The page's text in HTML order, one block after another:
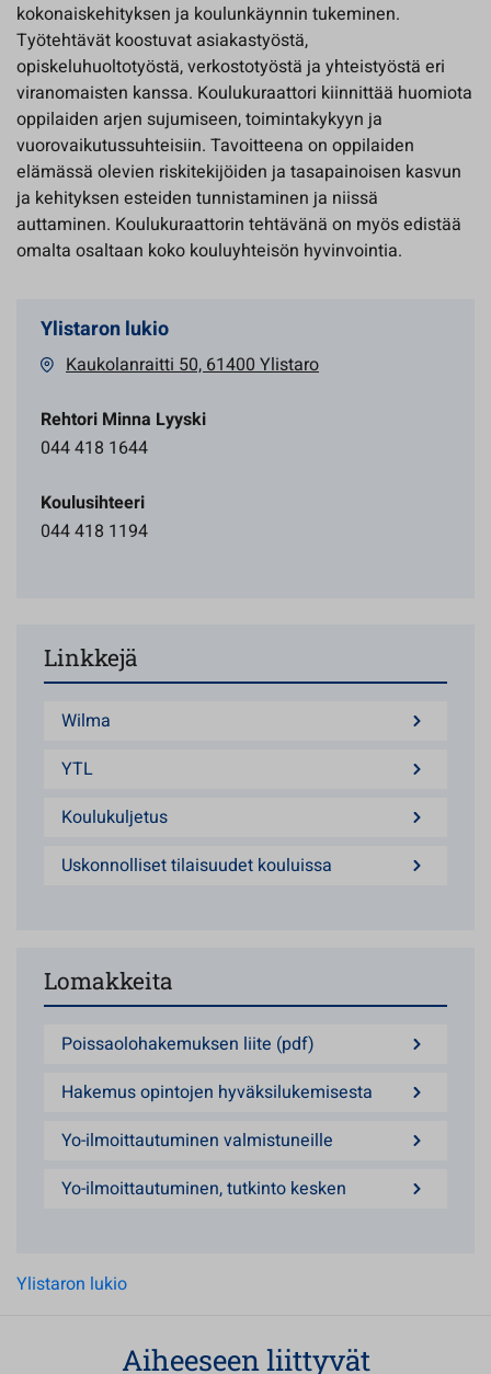
kokonaiskehityksen ja koulunkäynnin tukeminen.
Työtehtävät koostuvat asiakastyöstä,
opiskeluhuoltotyöstä, verkostotyöstä ja yhteistyöstä eri
viranomaisten kanssa. Koulukuraattori kiinnittää huomiota
oppilaiden arjen sujumiseen, toimintakykyyn ja
vuorovaikutussuhteisiin. Tavoitteena on oppilaiden
elämässä olevien riskitekijöiden ja tasapainoisen kasvun
ja kehityksen esteiden tunnistaminen ja niissä
auttaminen. Koulukuraattorin tehtävänä on myös edistää
omalta osaltaan koko kouluyhteisön hyvinvointia.
Ylistaron lukio
Kaukolanraitti 50, 61400 Ylistaro
Rehtori Minna Lyyski
044 418 1644
Koulusihteeri
044 418 1194
Linkkejä
Wilma
YTL
Koulukuljetus
Uskonnolliset tilaisuudet kouluissa
Lomakkeita
Poissaolohakemuksen liite (pdf)
Hakemus opintojen hyväksilukemisesta
Yo-ilmoittautuminen valmistuneille
Yo-ilmoittautuminen, tutkinto kesken
Ylistaron lukio
Aiheeseen liittyvät